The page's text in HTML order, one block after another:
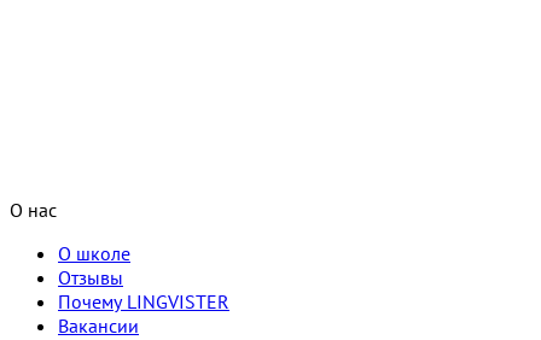
О нас
О школе
Отзывы
Почему LINGVISTER
Вакансии